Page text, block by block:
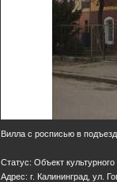
Вилла с росписью в
Статус: Объект
Адрес: г. Калининград, ул.